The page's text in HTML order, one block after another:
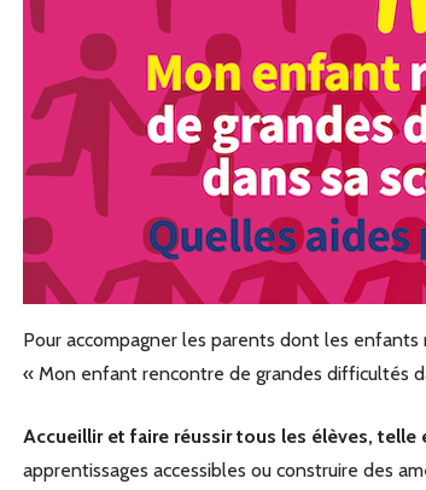
Pour accompagner les parents dont les
« Mon enfant rencontre de grandes difficultés
Accueillir et faire réussir tous les élèves, telle
apprentissages accessibles ou construire des